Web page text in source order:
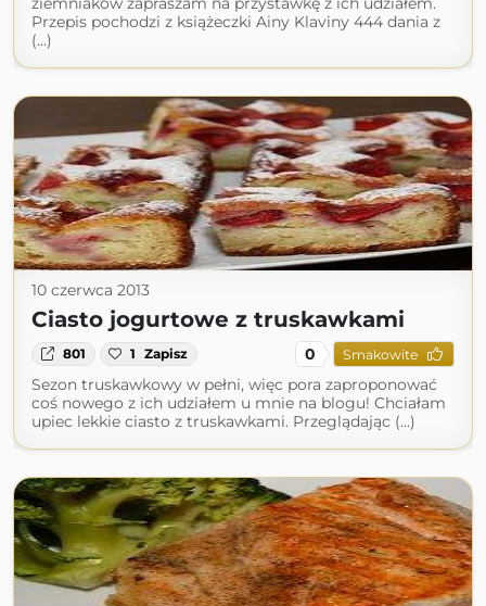
Przepis pochodzi z książeczki Ainy Klaviny 444 dania z
(...)
10 czerwca 2013
Ciasto jogurtowe z truskawkami
801 1 Zapisz 0 Smakowite
Sezon truskawkowy w pełni, więc pora zaproponować
coś nowego z ich udziałem u mnie na blogu! Chciałam
upiec lekkie ciasto z truskawkami. Przeglądając (...)